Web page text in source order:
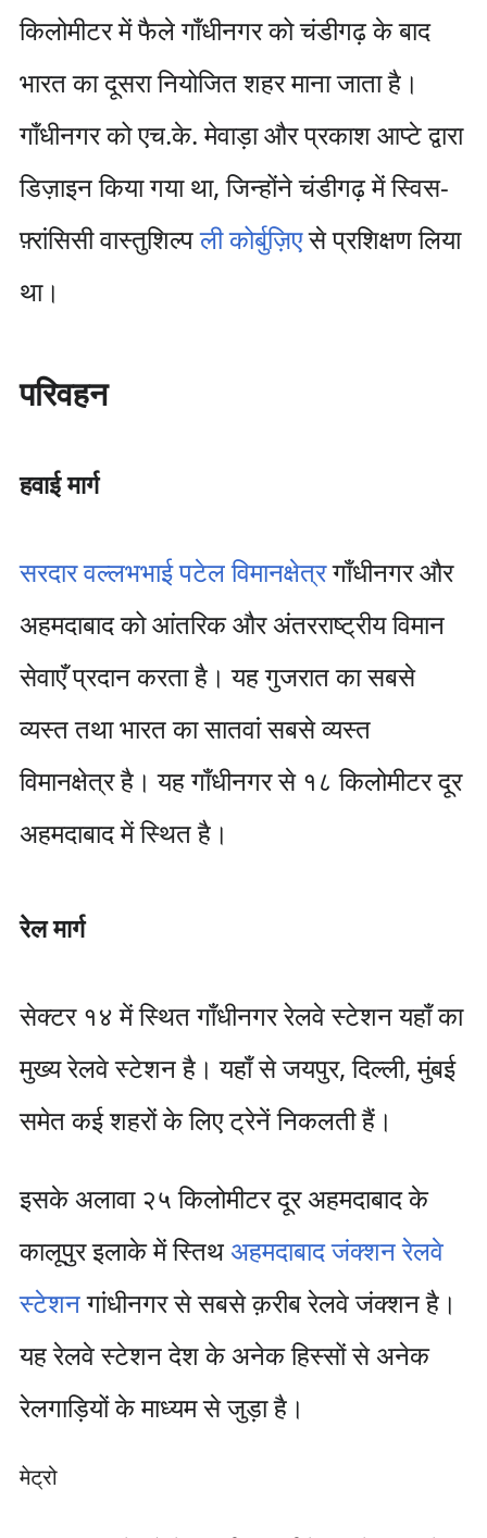
किलोमीटर में फैले गाँधीनगर को चंडीगढ़ के बाद
भारत का दूसरा नियोजित शहर माना जाता है।
गाँधीनगर को एच.के. मेवाड़ा और प्रकाश आप्टे द्वारा
डिज़ाइन किया गया था, जिन्होंने चंडीगढ़ में स्विस-
फ़्रांसिसी वास्तुशिल्पली कोर्बुज़िएसे प्रशिक्षण लिया
था।
परिवहन
हवाई मार्ग
सरदार वल्लभभाई पटेल विमानक्षेत्रगाँधीनगर और
अहमदाबाद को आंतरिक और अंतरराष्ट्रीय विमान
सेवाएँ प्रदान करता है। यह गुजरात का सबसे
व्यस्त तथा भारत का सातवां सबसे व्यस्त
विमानक्षेत्र है। यह गाँधीनगर से १८ किलोमीटर दूर
अहमदाबाद में स्थित है।
रेल मार्ग
सेक्टर १४ में स्थित गाँधीनगर रेलवे स्टेशन यहाँ का
मुख्य रेलवे स्टेशन है। यहाँ से जयपुर, दिल्ली, मुंबई
समेत कई शहरों के लिए ट्रेनें निकलती हैं।
इसके अलावा २५ किलोमीटर दूर अहमदाबाद के
कालूपुर इलाके में स्तिथअहमदाबाद जंक्शन रेलवे
स्टेशनगांधीनगर से सबसे क़रीब रेलवे जंक्शन है।
यह रेलवे स्टेशन देश के अनेक हिस्सों से अनेक
रेलगाड़ियों के माध्यम से जुड़ा है।
मेट्रो